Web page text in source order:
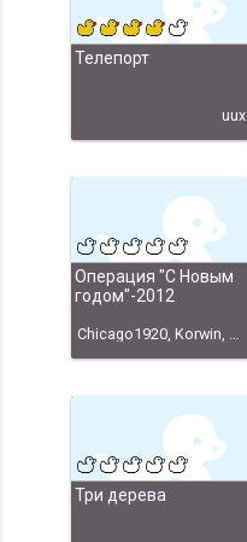
Телепорт
uux
Операция "С Новым
годом"-2012
Chicago1920, Korwin, Nansi, Uux, Вiтана Нирко, С Новым годом-2012" Chicago1920
Три дерева